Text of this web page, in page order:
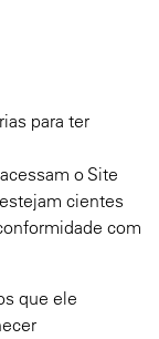
para ter
o Site
cientes
com
que ele